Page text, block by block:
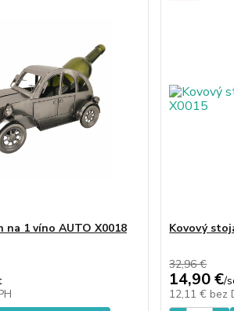
na 1 víno AUTO X0018 Kovový
32,96 €
14,90 €/
12,11 € bez